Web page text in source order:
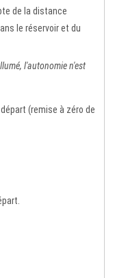
de la distance
le réservoir et du
l'autonomie n'est
(remise à zéro de